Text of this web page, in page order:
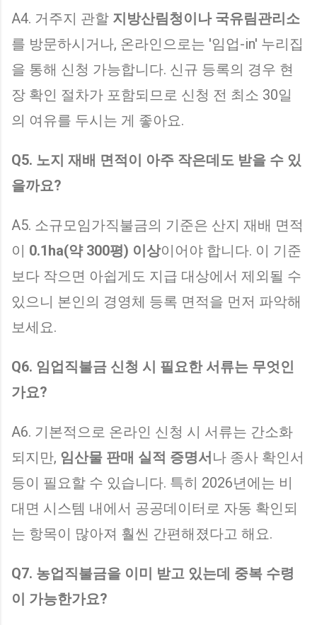
A4. 거주지 관할 지방산림청이나 국유림관리소
를 방문하시거나, 온라인으로는 '임업-in' 누리집
을 통해 신청 가능합니다. 신규 등록의 경우 현
장 확인 절차가 포함되므로 신청 전 최소 30일
의 여유를 두시는 게 좋아요.
Q5. 노지 재배 면적이 아주 작은데도 받을 수 있
을까요?
A5. 소규모임가직불금의 기준은 산지 재배 면적
이 0.1ha(약 300평) 이상이어야 합니다. 이 기준
보다 작으면 아쉽게도 지급 대상에서 제외될 수
있으니 본인의 경영체 등록 면적을 먼저 파악해
보세요.
Q6. 임업직불금 신청 시 필요한 서류는 무엇인
가요?
A6. 기본적으로 온라인 신청 시 서류는 간소화
되지만, 임산물 판매 실적 증명서 나 종사 확인서
등이 필요할 수 있습니다. 특히 2026년에는 비
대면 시스템 내에서 공공데이터로 자동 확인되
는 항목이 많아져 훨씬 간편해졌다고 해요.
Q7. 농업직불금을 이미 받고 있는데 중복 수령
이 가능한가요?